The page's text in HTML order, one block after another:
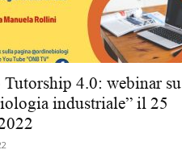
Biologi
Tutorship 4.0: webinar su
industriale” il 25